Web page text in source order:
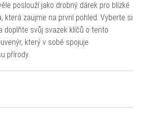
poslouží jako drobný dárek pro blízké
která zaujme na první pohled. Vyberte si
doplňte svůj svazek klíčů o tento
který v sobě spojuje
přírody.